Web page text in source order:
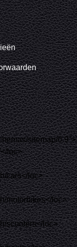
sitemap/0.9">
</loc>
cars</loc>
motorbikes</loc>
scooters</loc>